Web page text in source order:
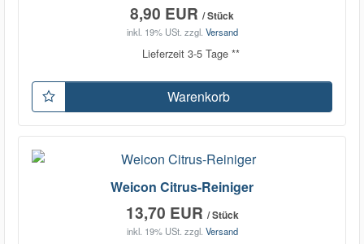
8,90 EUR / Stück
inkl. 19% USt. zzgl. Versand
Lieferzeit 3-5 Tage **
Warenkorb
Weicon Citrus-Reiniger
13,70 EUR / Stück
inkl. 19% USt. zzgl. Versand